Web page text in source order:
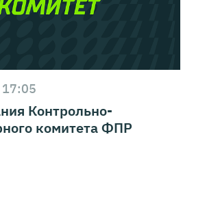
Контрольно-
комитета ФПР